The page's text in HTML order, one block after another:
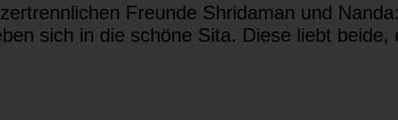
Freunde Shridaman und
sich in die schöne Sita. Diese liebt